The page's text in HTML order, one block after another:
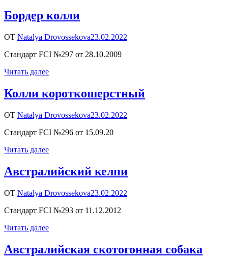
Бордер колли
ОТ Natalya Drovossekova23.02.2022
Стандарт FCI №297 от 28.10.2009
Читать далее
Колли короткошерстный
ОТ Natalya Drovossekova23.02.2022
Стандарт FCI №296 от 15.09.20
Читать далее
Австралийский келпи
ОТ Natalya Drovossekova23.02.2022
Стандарт FCI №293 от 11.12.2012
Читать далее
Австралийская скотогонная собака